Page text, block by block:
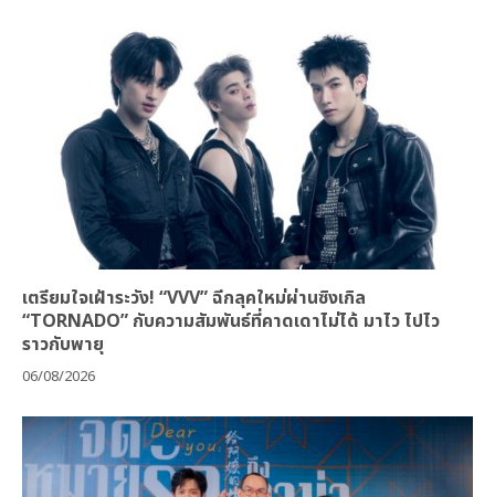
เตรียมใจเฝ้าระวัง! “VVV” ฉีกลุคใหม่ผ่านซิงเกิล
“TORNADO” กับความสัมพันธ์ที่คาดเดาไม่ได้ มาไว ไปไว
ราวกับพายุ
06/08/2026